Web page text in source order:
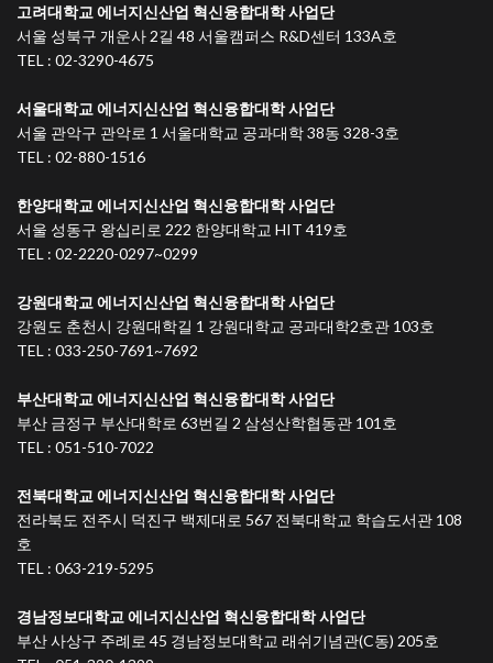
고려대학교 에너지신산업 혁신융합대학 사업단
서울 성북구 개운사 2길 48 서울캠퍼스 R&D센터 133A호
TEL : 02-3290-4675
서울대학교 에너지신산업 혁신융합대학 사업단
서울 관악구 관악로 1 서울대학교 공과대학 38동 328-3호
TEL : 02-880-1516
한양대학교 에너지신산업 혁신융합대학 사업단
서울 성동구 왕십리로 222 한양대학교 HIT 419호
TEL : 02-2220-0297~0299
강원대학교 에너지신산업 혁신융합대학 사업단
강원도 춘천시 강원대학길 1 강원대학교 공과대학2호관 103호
TEL : 033-250-7691~7692
부산대학교 에너지신산업 혁신융합대학 사업단
부산 금정구 부산대학로 63번길 2 삼성산학협동관 101호
TEL : 051-510-7022
전북대학교 에너지신산업 혁신융합대학 사업단
전라북도 전주시 덕진구 백제대로 567 전북대학교 학습도서관 108
호
TEL : 063-219-5295
경남정보대학교 에너지신산업 혁신융합대학 사업단
부산 사상구 주례로 45 경남정보대학교 래쉬기념관(C동) 205호